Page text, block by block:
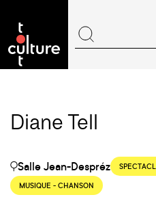
Diane Tell
Salle Jean-Despréz
MUSIQUE - CHANSON